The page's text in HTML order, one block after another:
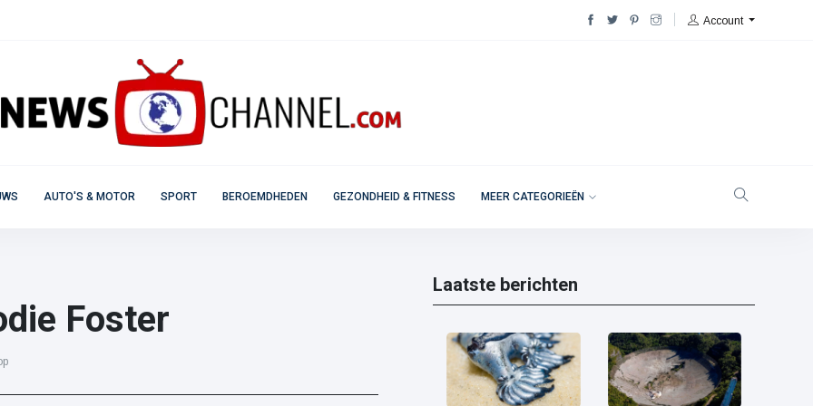
Account
AUTO'S & MOTOR SPORT BEROEMDHEDEN GEZONDHEID & FITNESS MEER CATEGORIEËN
Foster
Laatste berichten